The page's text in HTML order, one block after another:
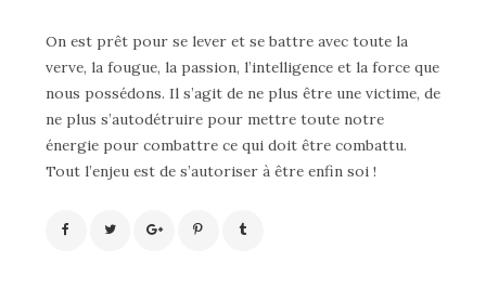
On est prêt pour se lever et se battre avec toute la
verve, la fougue, la passion, l’intelligence et la force que
nous possédons. Il s’agit de ne plus être une victime, de
ne plus s’autodétruire pour mettre toute notre
énergie pour combattre ce qui doit être combattu.
Tout l’enjeu est de s’autoriser à être enfin soi !